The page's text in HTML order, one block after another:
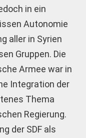
in ein
Autonomie
aller in Syrien
Gruppen. Die
Armee war in
Integration der
Thema
Regierung.
der SDF als